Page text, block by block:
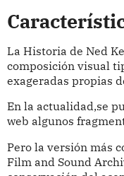
La Historia de Ned
composición visual
exageradas propias
En la actualidad,se
web algunos
Pero la versión más
Film and Sound